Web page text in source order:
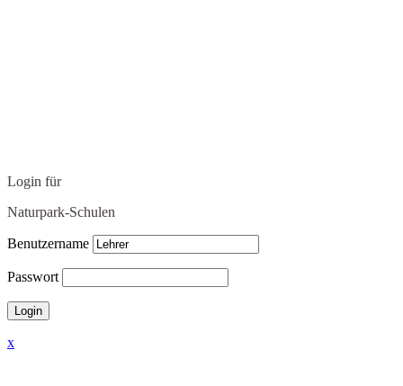
Login für
Naturpark-Schulen
Benutzername
Passwort
x